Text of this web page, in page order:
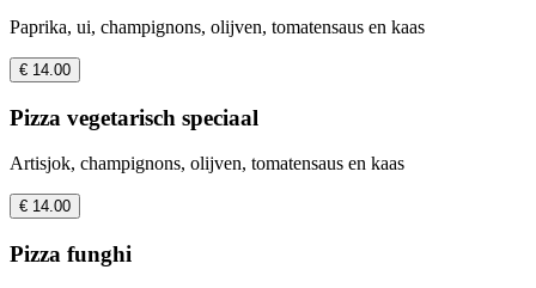
Paprika, ui, champignons, olijven, tomatensaus en kaas
€ 14.00
Pizza vegetarisch speciaal
Artisjok, champignons, olijven, tomatensaus en kaas
€ 14.00
Pizza funghi